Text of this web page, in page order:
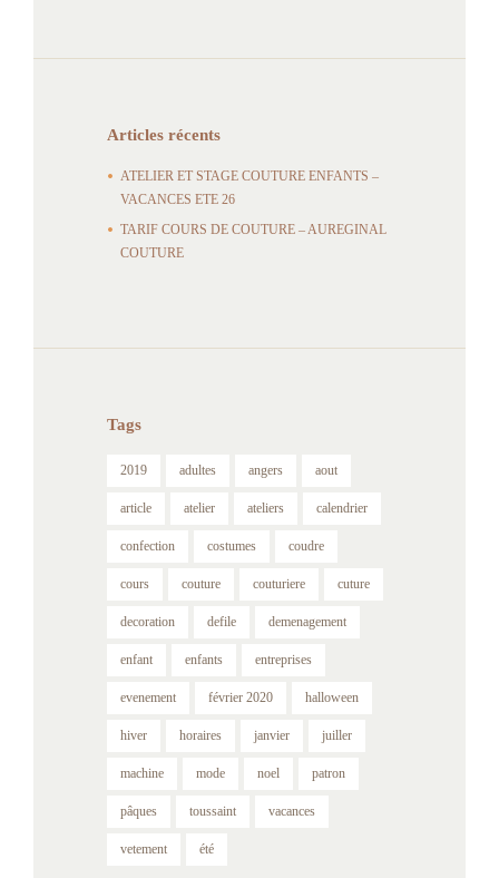
Articles récents
ATELIER ET STAGE COUTURE ENFANTS –
VACANCES ETE 26
TARIF COURS DE COUTURE – AUREGINAL
COUTURE
Tags
2019 adultes angers aout
article atelier ateliers calendrier
confection costumes coudre
cours couture couturiere cuture
decoration defile demenagement
enfant enfants entreprises
evenement février 2020 halloween
hiver horaires janvier juiller
machine mode noel patron
pâques toussaint vacances
vetement été